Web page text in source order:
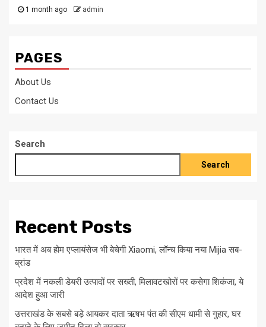
1 month ago admin
PAGES
About Us
Contact Us
Search
Search
Recent Posts
भारत में अब होम एप्लायंसेज भी बेचेगी Xiaomi, लॉन्च किया नया Mijia सब-
ब्रांड
प्रदेश में नकली डेयरी उत्पादों पर सख्ती, मिलावटखोरों पर कसेगा शिकंजा, ये
आदेश हुआ जारी
उत्तराखंड के सबसे बड़े आयकर दाता ऋषभ पंत की सीएम धामी से गुहार, घर